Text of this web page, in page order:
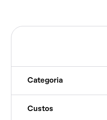
Categoria
Custos